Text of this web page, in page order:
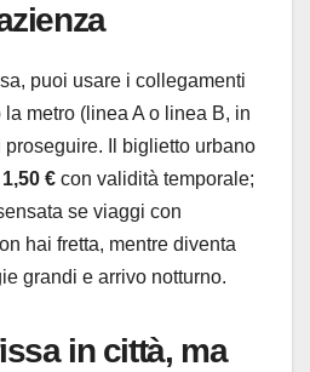
puoi usare i collegamenti
metro (linea A o linea B, in
Il biglietto urbano
1,50 € con validità temporale;
se viaggi con
hai fretta, mentre diventa
grandi e arrivo notturno.
in città, ma